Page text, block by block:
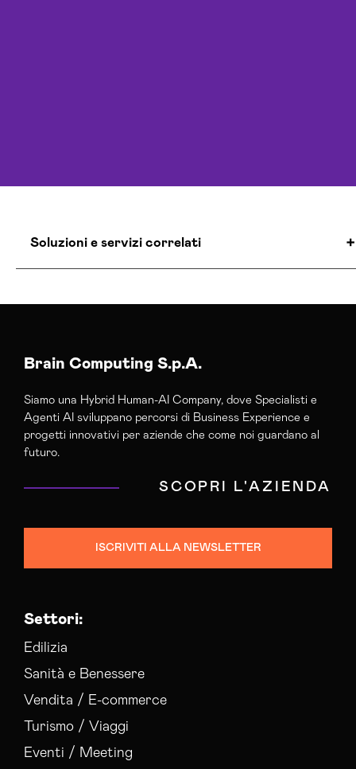
Soluzioni e servizi correlati
Brain Computing S.p.A.
Siamo una Hybrid Human-AI Company, dove Specialisti e
Agenti AI sviluppano percorsi di Business Experience e
progetti innovativi per aziende che come noi guardano al
futuro.
SCOPRI L'AZIENDA
ISCRIVITI ALLA NEWSLETTER
Settori:
Edilizia
Sanità e Benessere
Vendita / E-commerce
Turismo / Viaggi
Eventi / Meeting